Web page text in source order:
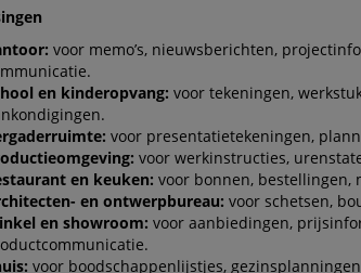
voor memo’s, nieuwsberichten,
en kinderopvang: voor tekeningen,
voor presentatietekeningen,
voor werkinstructies,
en keuken: voor bonnen, bestellingen,
en ontwerpbureau: voor schetsen,
en showroom: voor aanbiedingen,
voor boodschappenlijstjes,